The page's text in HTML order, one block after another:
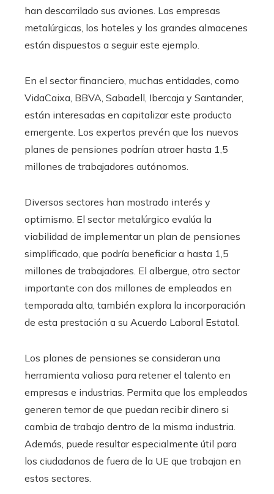
han descarrilado sus aviones. Las empresas
metalúrgicas, los hoteles y los grandes almacenes
están dispuestos a seguir este ejemplo.
En el sector financiero, muchas entidades, como
VidaCaixa, BBVA, Sabadell, Ibercaja y Santander,
están interesadas en capitalizar este producto
emergente. Los expertos prevén que los nuevos
planes de pensiones podrían atraer hasta 1,5
millones de trabajadores autónomos.
Diversos sectores han mostrado interés y
optimismo. El sector metalúrgico evalúa la
viabilidad de implementar un plan de pensiones
simplificado, que podría beneficiar a hasta 1,5
millones de trabajadores. El albergue, otro sector
importante con dos millones de empleados en
temporada alta, también explora la incorporación
de esta prestación a su Acuerdo Laboral Estatal.
Los planes de pensiones se consideran una
herramienta valiosa para retener el talento en
empresas e industrias. Permita que los empleados
generen temor de que puedan recibir dinero si
cambia de trabajo dentro de la misma industria.
Además, puede resultar especialmente útil para
los ciudadanos de fuera de la UE que trabajan en
estos sectores.